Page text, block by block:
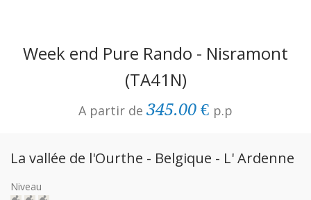
Week end Pure Rando - Nisramont
(TA41N)
A partir de 345.00 € p.p
La vallée de l'Ourthe - Belgique - L' Ardenne
Niveau